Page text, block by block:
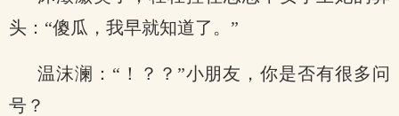
头：“傻瓜，我早就知道了。”
温沫澜：“！？？”小朋友，你是否有很多问
号？